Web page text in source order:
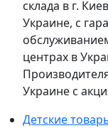
склада в г.
Украине, с
центрах в
Украине с
Детские